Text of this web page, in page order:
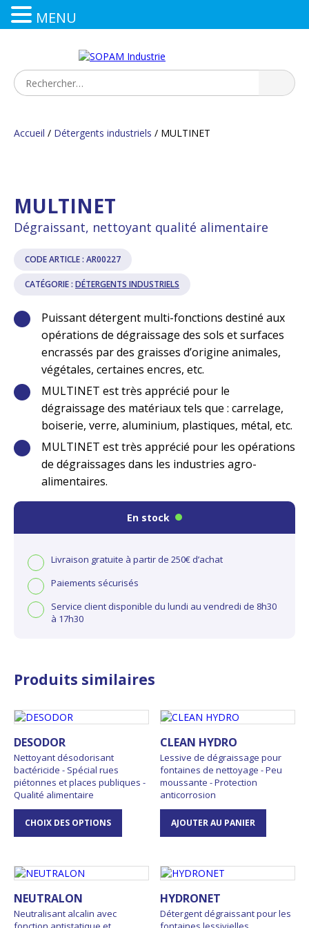
Accueil / Détergents industriels / MULTINET
MULTINET
Dégraissant, nettoyant qualité alimentaire
CODE ARTICLE : AR00227
CATÉGORIE : DÉTERGENTS INDUSTRIELS
Puissant détergent multi-fonctions destiné aux
opérations de dégraissage des sols et surfaces
encrassés par des graisses d’origine animales,
végétales, certaines encres, etc.
MULTINET est très apprécié pour le
dégraissage des matériaux tels que : carrelage,
boiserie, verre, aluminium, plastiques, métal, etc.
MULTINET est très apprécié pour les opérations
de dégraissages dans les industries agro-
alimentaires.
En stock
Livraison gratuite à partir de 250€ d’achat
Paiements sécurisés
Service client disponible du lundi au vendredi de 8h30
à 17h30
Produits similaires
DESODOR
Nettoyant désodorisant
bactéricide - Spécial rues
piétonnes et places publiques -
Qualité alimentaire
CHOIX DES OPTIONS
CLEAN HYDRO
Lessive de dégraissage pour
fontaines de nettoyage - Peu
moussante - Protection
anticorrosion
AJOUTER AU PANIER
NEUTRALON
Neutralisant alcalin avec
HYDRONET
Détergent dégraissant pour les
MENU